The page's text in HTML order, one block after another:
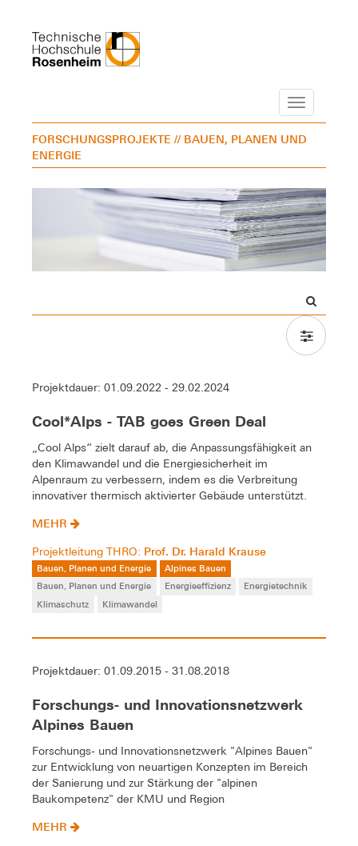
Navigation
FORSCHUNGSPROJEKTE // BAUEN, PLANEN UND
ENERGIE
Projektdauer: 01.09.2022 - 29.02.2024
Cool*Alps - TAB goes Green Deal
„Cool Alps“ zielt darauf ab, die Anpassungsfähigkeit an
den Klimawandel und die Energiesicherheit im
Alpenraum zu verbessern, indem es die Verbreitung
innovativer thermisch aktivierter Gebäude unterstützt.
MEHR
Projektleitung THRO: Prof. Dr. Harald Krause
Bauen, Planen und Energie
Alpines Bauen
Bauen, Planen und Energie
Energieeffizienz
Energietechnik
Klimaschutz
Klimawandel
Projektdauer: 01.09.2015 - 31.08.2018
Forschungs- und Innovationsnetzwerk
Alpines Bauen
Forschungs- und Innovationsnetzwerk "Alpines Bauen"
zur Entwicklung von neuartigen Konzepten im Bereich
der Sanierung und zur Stärkung der "alpinen
Baukompetenz" der KMU und Region
MEHR